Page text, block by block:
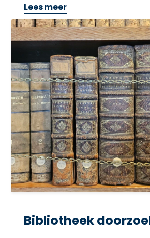
Lees meer
Bibliotheek